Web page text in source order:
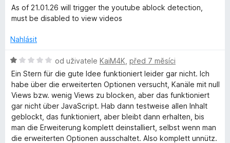
o
c
n
:
5
z
5
o
d
o
e
n
:
z
5
As of 21.01.26 will trigger the youtube ablock detection,
must be disabled to view videos
Nahlásit
H
o
d
n
o
c
e
n
od uživatele KaiM4K před 7 měsíci
Ein Stern für die gute Idee funktioniert leider gar nicht. Ich
habe über die erweiterten Optionen versucht, Kanäle mit null
Views bzw. wenig Views zu blocken, aber das funktioniert
gar nicht über JavaScript. Hab dann testweise allen Inhalt
geblockt, das funktioniert, aber bleibt dann erhalten, bis
man die Erweiterung komplett deinstalliert, selbst wenn man
die erweiterten Optionen ausschaltet. Also komplett unnütz.